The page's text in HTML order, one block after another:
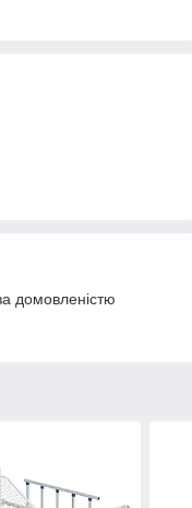
домовленістю